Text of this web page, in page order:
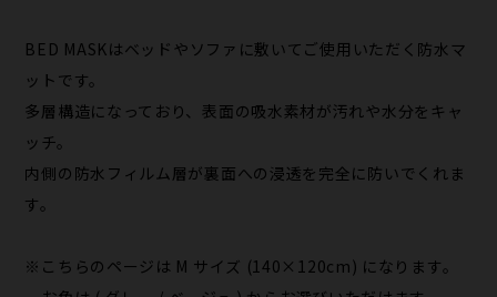
BED MASKはベッドやソファに敷いてご使用いただく防水マ
ットです。
多層構造になっており、表面の吸水素材が汚れや水分をキャ
ッチ。
内側の防水フィルム層が裏面への浸透を完全に防いでくれま
す。
※こちらのページは M サイズ (140×120cm) になります。